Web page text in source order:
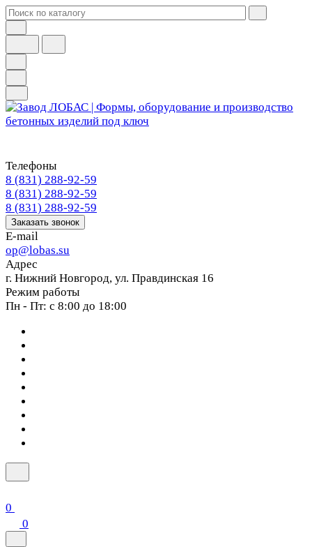
Телефоны
8 (831) 288-92-59
8 (831) 288-92-59
8 (831) 288-92-59
Заказать звонок
E-mail
op@lobas.su
Адрес
г. Нижний Новгород, ул. Правдинская 16
Режим работы
Пн - Пт: с 8:00 до 18:00
0
0